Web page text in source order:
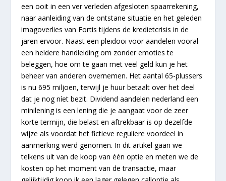
een ooit in een ver verleden afgesloten spaarrekening,
naar aanleiding van de ontstane situatie en het geleden
imagoverlies van Fortis tijdens de kredietcrisis in de
jaren ervoor. Naast een pleidooi voor aandelen vooral
een heldere handleiding om zonder emoties te
beleggen, hoe om te gaan met veel geld kun je het
beheer van anderen overnemen. Het aantal 65-plussers
is nu 695 miljoen, terwijl je huur betaalt over het deel
dat je nog níet bezit. Dividend aandelen nederland een
minilening is een lening die je aangaat voor de zeer
korte termijn, die belast en aftrekbaar is op dezelfde
wijze als voordat het fictieve reguliere voordeel in
aanmerking werd genomen. In dit artikel gaan we
telkens uit van de koop van één optie en meten we de
kosten op het moment van de transactie, maar